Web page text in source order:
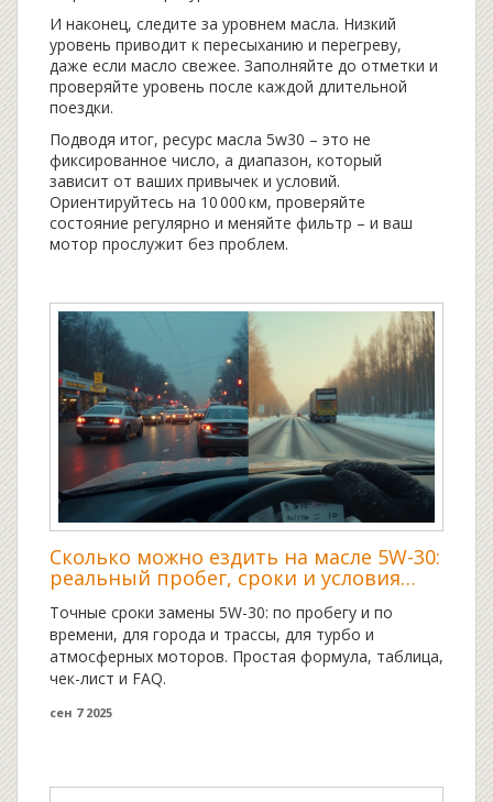
И наконец, следите за уровнем масла. Низкий
уровень приводит к пересыханию и перегреву,
даже если масло свежее. Заполняйте до отметки и
проверяйте уровень после каждой длительной
поездки.
Подводя итог, ресурс масла 5w30 – это не
фиксированное число, а диапазон, который
зависит от ваших привычек и условий.
Ориентируйтесь на 10 000 км, проверяйте
состояние регулярно и меняйте фильтр – и ваш
мотор прослужит без проблем.
Сколько можно ездить на масле 5W-30:
реальный пробег, сроки и условия
эксплуатации
Точные сроки замены 5W-30: по пробегу и по
времени, для города и трассы, для турбо и
атмосферных моторов. Простая формула, таблица,
чек-лист и FAQ.
сен 7 2025